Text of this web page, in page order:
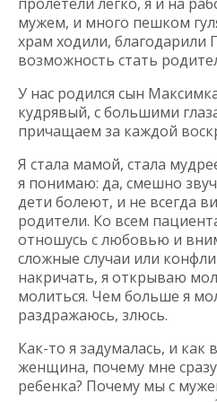
мужем, и много пешком
храм ходили, благодарили
возможность стать
У нас родился сын
кудрявый, с большими
причащаем за каждой
Я стала мамой, стала
я понимаю: да, смешно
дети болеют, и не всегда
родители. Ко всем
отношусь с любовью и
сложные случаи или
накричать, я открываю
молиться. Чем больше я
раздражаюсь, злюсь.
Как-то я задумалась, и как
женщина, почему мне
ребенка? Почему мы с